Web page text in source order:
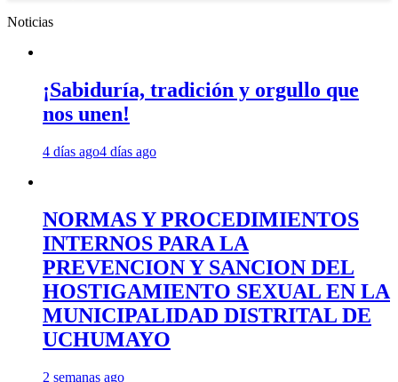
Noticias
¡Sabiduría, tradición y orgullo que
nos unen!
4 días ago4 días ago
NORMAS Y PROCEDIMIENTOS
INTERNOS PARA LA
PREVENCION Y SANCION DEL
HOSTIGAMIENTO SEXUAL EN LA
MUNICIPALIDAD DISTRITAL DE
UCHUMAYO
2 semanas ago